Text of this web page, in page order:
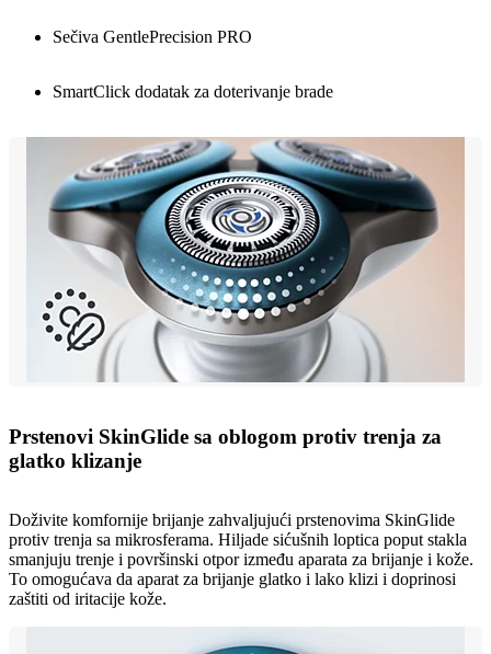
Sečiva GentlePrecision PRO
SmartClick dodatak za doterivanje brade
Prstenovi SkinGlide sa oblogom protiv trenja za
glatko klizanje
Doživite komfornije brijanje zahvaljujući prstenovima SkinGlide
protiv trenja sa mikrosferama. Hiljade sićušnih loptica poput stakla
smanjuju trenje i površinski otpor između aparata za brijanje i kože.
To omogućava da aparat za brijanje glatko i lako klizi i doprinosi
zaštiti od iritacije kože.